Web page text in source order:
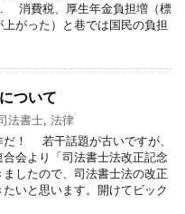
消費税、厚生年金負担増（標
がった）と巷では国民の負担
ついて
法書士 法律
だ！ 若干話題が古いですが、
会より「司法書士法改正記念
したので、司法書士法の改正
いと思います。開けてビック